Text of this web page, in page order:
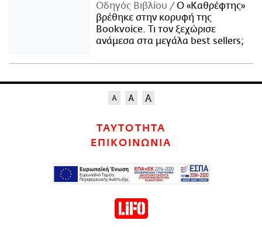
Οδηγός Βιβλίου
Ο «Καθρέφτης»
βρέθηκε στην κορυφή της
Bookvoice. Τι τον ξεχώρισε
ανάμεσα στα μεγάλα best sellers;
ΤΑΥΤΟΤΗΤΑ
ΕΠΙΚΟΙΝΩΝΙΑ